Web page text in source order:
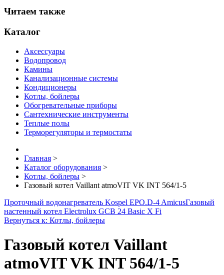
Читаем также
Каталог
Аксессуары
Водопровод
Камины
Канализационные системы
Кондиционеры
Котлы, бойлеры
Обогревательные приборы
Сантехнические инструменты
Теплые полы
Терморегуляторы и термостаты
Главная >
Каталог оборудования >
Котлы, бойлеры >
Газовый котел Vaillant atmoVIT VK INT 564/1-5
Проточный водонагреватель Kospel EPO.D-4 AmicusГазовый
настенный котел Electrolux GCB 24 Basic X Fi
Вернуться к: Котлы, бойлеры
Газовый котел Vaillant
atmoVIT VK INT 564/1-5